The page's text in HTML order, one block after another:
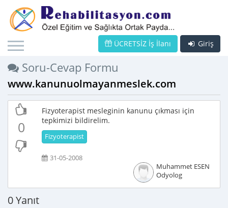
Giriş
ÜCRETSİZ İş İlanı
Soru-Cevap Formu
www.kanunuolmayanmeslek.com
0
Fizyoterapist mesleginin kanunu çıkması için
tepkimizi bildirelim.
Fizyoterapist
31-05-2008
Muhammet ESEN
Odyolog
0 Yanıt